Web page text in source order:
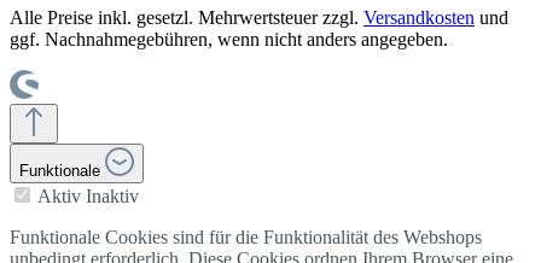
Alle Preise inkl. gesetzl. Mehrwertsteuer zzgl. Versandkosten und
ggf. Nachnahmegebühren, wenn nicht anders angegeben.
Funktionale
Aktiv Inaktiv
Funktionale Cookies sind für die Funktionalität des Webshops